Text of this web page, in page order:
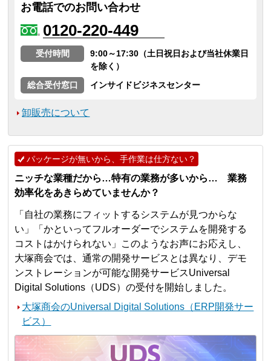
お電話でのお問い合わせ
0120-220-449
受付時間
9:00～17:30（土日祝日および当社休業日
を除く）
総合受付窓口
インサイドビジネスセンター
卸販売について
パッケージが無いから、手作業は仕方ない？
ニッチな業種だから…特有の業務が多いから… 業務
効率化をあきらめていませんか？
「自社の業務にフィットするシステムが見つからな
い」「かといってフルオーダーでシステムを開発する
コストはかけられない」このようなお声にお応えし、
大塚商会では、通常の開発サービスとは異なり、デモ
ンストレーションが可能な開発サービスUniversal
Digital Solutions（UDS）の受付を開始しました。
大塚商会のUniversal Digital Solutions（ERP開発サー
ビス）